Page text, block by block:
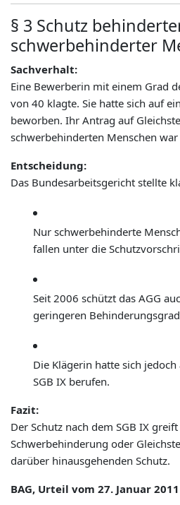
§ 3 Schutz
schwerbehinderter
Sachverhalt:
Eine Bewerberin mit einem Grad
von 40 klagte. Sie hatte sich auf
beworben. Ihr Antrag auf
schwerbehinderten Menschen
Entscheidung:
Das Bundesarbeitsgericht stellte
Nur schwerbehinderte
fallen unter die
Seit 2006 schützt das AGG
geringeren
Die Klägerin hatte sich
SGB IX berufen.
Fazit:
Der Schutz nach dem SGB IX
Schwerbehinderung oder
darüber hinausgehenden Schutz.
BAG, Urteil vom 27. Januar